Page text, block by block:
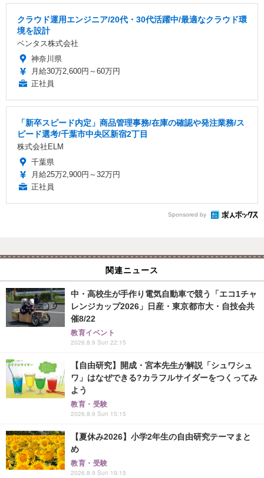
クラウド運用エンジニア/20代・30代活躍中/最適なクラウド環
境を設計
ベンタス株式会社
神奈川県
月給30万2,600円～60万円
正社員
「新卒スピード内定」商品管理事務/在庫の確認や発注業務/ス
ピード選考/千葉市中央区新宿2丁目
株式会社ELM
千葉県
月給25万2,900円～32万円
正社員
Sponsored by
関連ニュース
中・高校生が手作り電気自動車で競う「エコ1チャ
レンジカップ2026」日産・東京都市大・自技会共
催8/22
教育イベント
2026.8.9 Sun 22:15
【自由研究】開成・宮本先生が解説「シュワシュ
ワ」はなぜできる?カラフルサイダーをつくってみ
よう
教育・受験
2026.8.9 Sun 15:15
【夏休み2026】小学2年生の自由研究テーマまと
め
教育・受験
2026.8.9 Sun 19:15